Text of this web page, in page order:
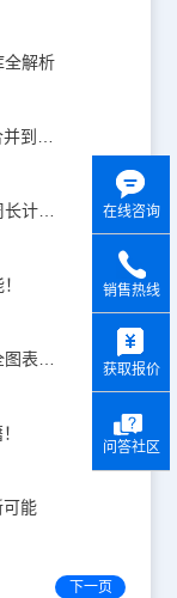
全解析
甲方发来几百张CAD图纸，如何批量合并到一张设计图中？
CAD怎么计算面积和周长？CAD面积周长计算全攻略
CAD高效绘图秘籍：CAD常用命令大全图表珍藏版
能
下一页
在线咨询
销售热线
获取报价
问答社区